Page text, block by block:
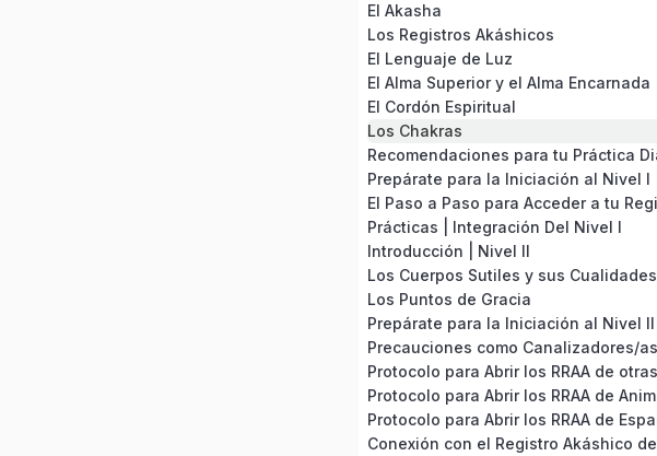
El Akasha
Los Registros Akáshicos
El Lenguaje de Luz
El Alma Superior y el Alma Encarnada
El Cordón Espiritual
Los Chakras
Prepárate para la Iniciación al Nivel I
Prácticas | Integración Del Nivel I
Introducción | Nivel II
Los Cuerpos Sutiles y sus Cualidades
Los Puntos de Gracia
Prepárate para la Iniciación al Nivel II